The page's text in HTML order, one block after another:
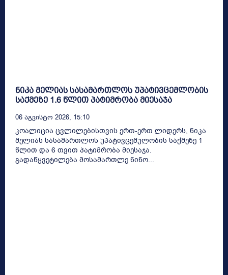
ნიკა მელიას სასამართლოს უპატივცემლობის
საქმეზე 1.6 წლით პატიმრობა მიესაჯა
06 Აგვისტო 2026, 15:10
კოალიცია ცვლილებისთვის ერთ-ერთ ლიდერს, ნიკა
მელიას სასამართლოს უპატივცემულობის საქმეზე 1
წლით და 6 თვით პატიმრობა მიესაჯა.
გადაწყვეტილება მოსამართლე ნინო...